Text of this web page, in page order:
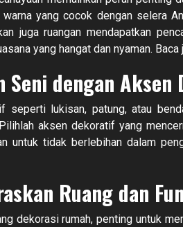
warna yang cocok dengan selera
juga ruangan mendapatkan
yang hangat dan nyaman.
Seni dengan
seperti lukisan, patung, atau
aksen dekoratif yang
untuk tidak berlebihan dalam
Ruang dan
dekorasi rumah, penting untuk